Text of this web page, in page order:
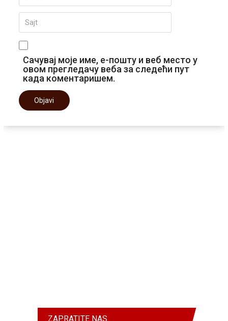
Сачувај моје име, е-пошту и веб место у
овом прегледачу веба за следећи пут
када коментаришем.
ZAPRATITE NAS